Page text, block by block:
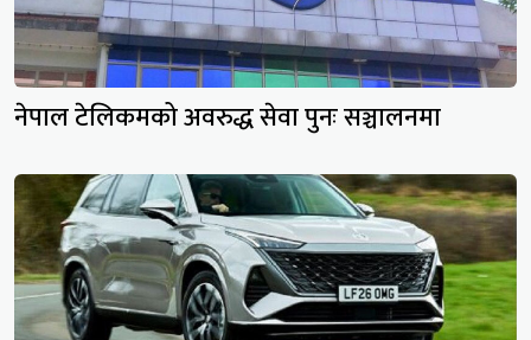
नेपाल टेलिकमको अवरुद्ध सेवा पुनः सञ्चालनमा